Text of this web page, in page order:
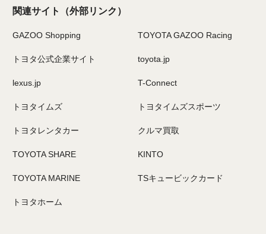
関連サイト （外部リンク）
GAZOO Shopping TOYOTA GAZOO Racing
トヨタ公式企業サイト toyota.jp
lexus.jp T-Connect
トヨタイムズ トヨタイムズスポーツ
トヨタレンタカー クルマ買取
TOYOTA SHARE KINTO
TOYOTA MARINE TSキュービックカード
トヨタホーム